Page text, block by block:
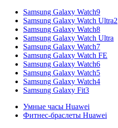
Samsung Galaxy Watch9
Samsung Galaxy Watch Ultra2
Samsung Galaxy Watch8
Samsung Galaxy Watch Ultra
Samsung Galaxy Watch7
Samsung Galaxy Watch FE
Samsung Galaxy Watch6
Samsung Galaxy Watch5
Samsung Galaxy Watch4
Samsung Galaxy Fit3
Умные часы Huawei
Фитнес-браслеты Huawei